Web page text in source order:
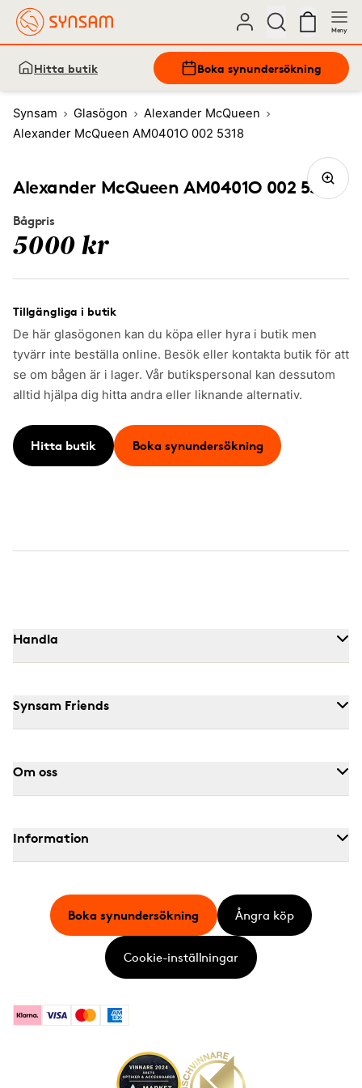
Meny
Hitta butik Boka synundersökning
Synsam Glasögon
Alexander McQueen
Alexander McQueen AM0401O 002 5318
Alexander McQueen AM0401O 002 5318
Bågpris
5000 kr
Tillgängliga i butik
De här glasögonen kan du köpa eller hyra i butik men
tyvärr inte beställa online. Besök eller kontakta butik för att
se om bågen är i lager. Vår butikspersonal kan dessutom
alltid hjälpa dig hitta andra eller liknande alternativ.
Hitta butik Boka synundersökning
Handla
Synsam Friends
Om oss
Information
KlarnaVisa MastercardAmerican Express
Boka synundersökning Ångra köp
Cookie-inställningar